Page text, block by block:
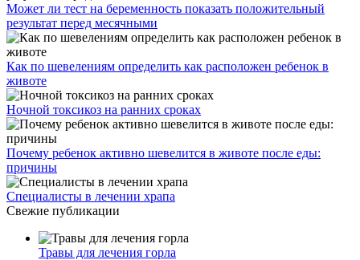
Может ли тест на беременность показать положительный
результат перед месячными
Как по шевелениям определить как расположен ребенок в
животе
Ночной токсикоз на ранних сроках
Почему ребенок активно шевелится в животе после еды:
причины
Специалисты в лечении храпа
Свежие публикации
Травы для лечения горла